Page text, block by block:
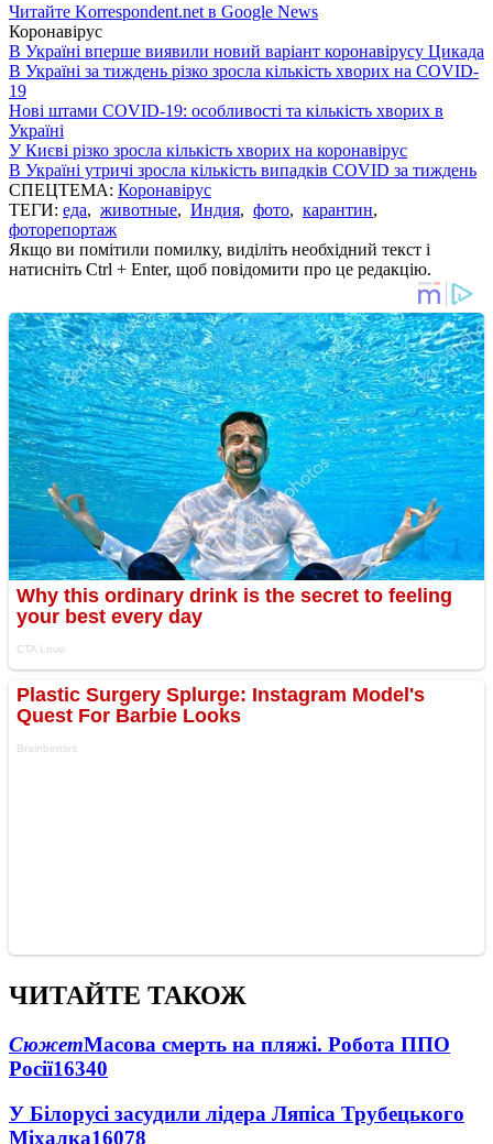
Читайте Korrespondent.net в Google News
Коронавірус
В Україні вперше виявили новий варіант коронавірусу Цикада
В Україні за тиждень різко зросла кількість хворих на COVID-
19
Нові штами COVID-19: особливості та кількість хворих в
Україні
У Києві різко зросла кількість хворих на коронавірус
В Україні утричі зросла кількість випадків COVID за тиждень
СПЕЦТЕМА: Коронавірус
ТЕГИ: еда, животные, Индия, фото, карантин,
фоторепортаж
Якщо ви помітили помилку, виділіть необхідний текст і
натисніть Ctrl + Enter, щоб повідомити про це редакцію.
ЧИТАЙТЕ ТАКОЖ
СюжетМасова смерть на пляжі. Робота ППО
Росії16340
У Білорусі засудили лідера Ляпіса Трубецького
Міхалка16078